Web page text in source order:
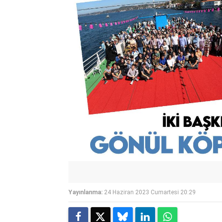
Yayınlanma: 24 Haziran 2023 Cumartesi 20:29